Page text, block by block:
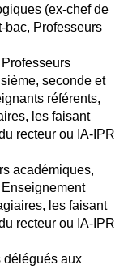
(ex-chef de
bac, Professeurs
seconde et
référents,
les faisant
recteur ou IA-IPR
académiques,
les faisant
recteur ou IA-IPR
délégués aux